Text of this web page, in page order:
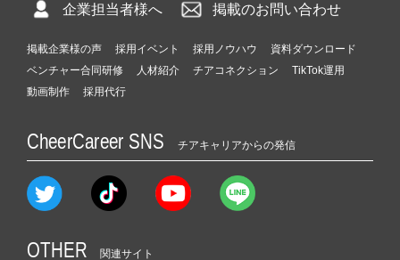
企業担当者様へ 掲載のお問い合わせ
掲載企業様の声 採用イベント 採用ノウハウ
資料ダウンロード
ベンチャー合同研修
人材紹介 チアコネクション
TikTok運用
動画制作
採用代行
CheerCareer SNS チアキャリアからの発信
OTHER 関連サイト